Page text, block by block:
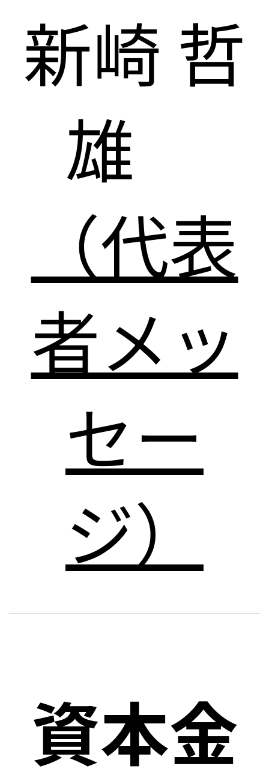
新崎 哲
雄
（代表
者メッ
セー
ジ）
資本金